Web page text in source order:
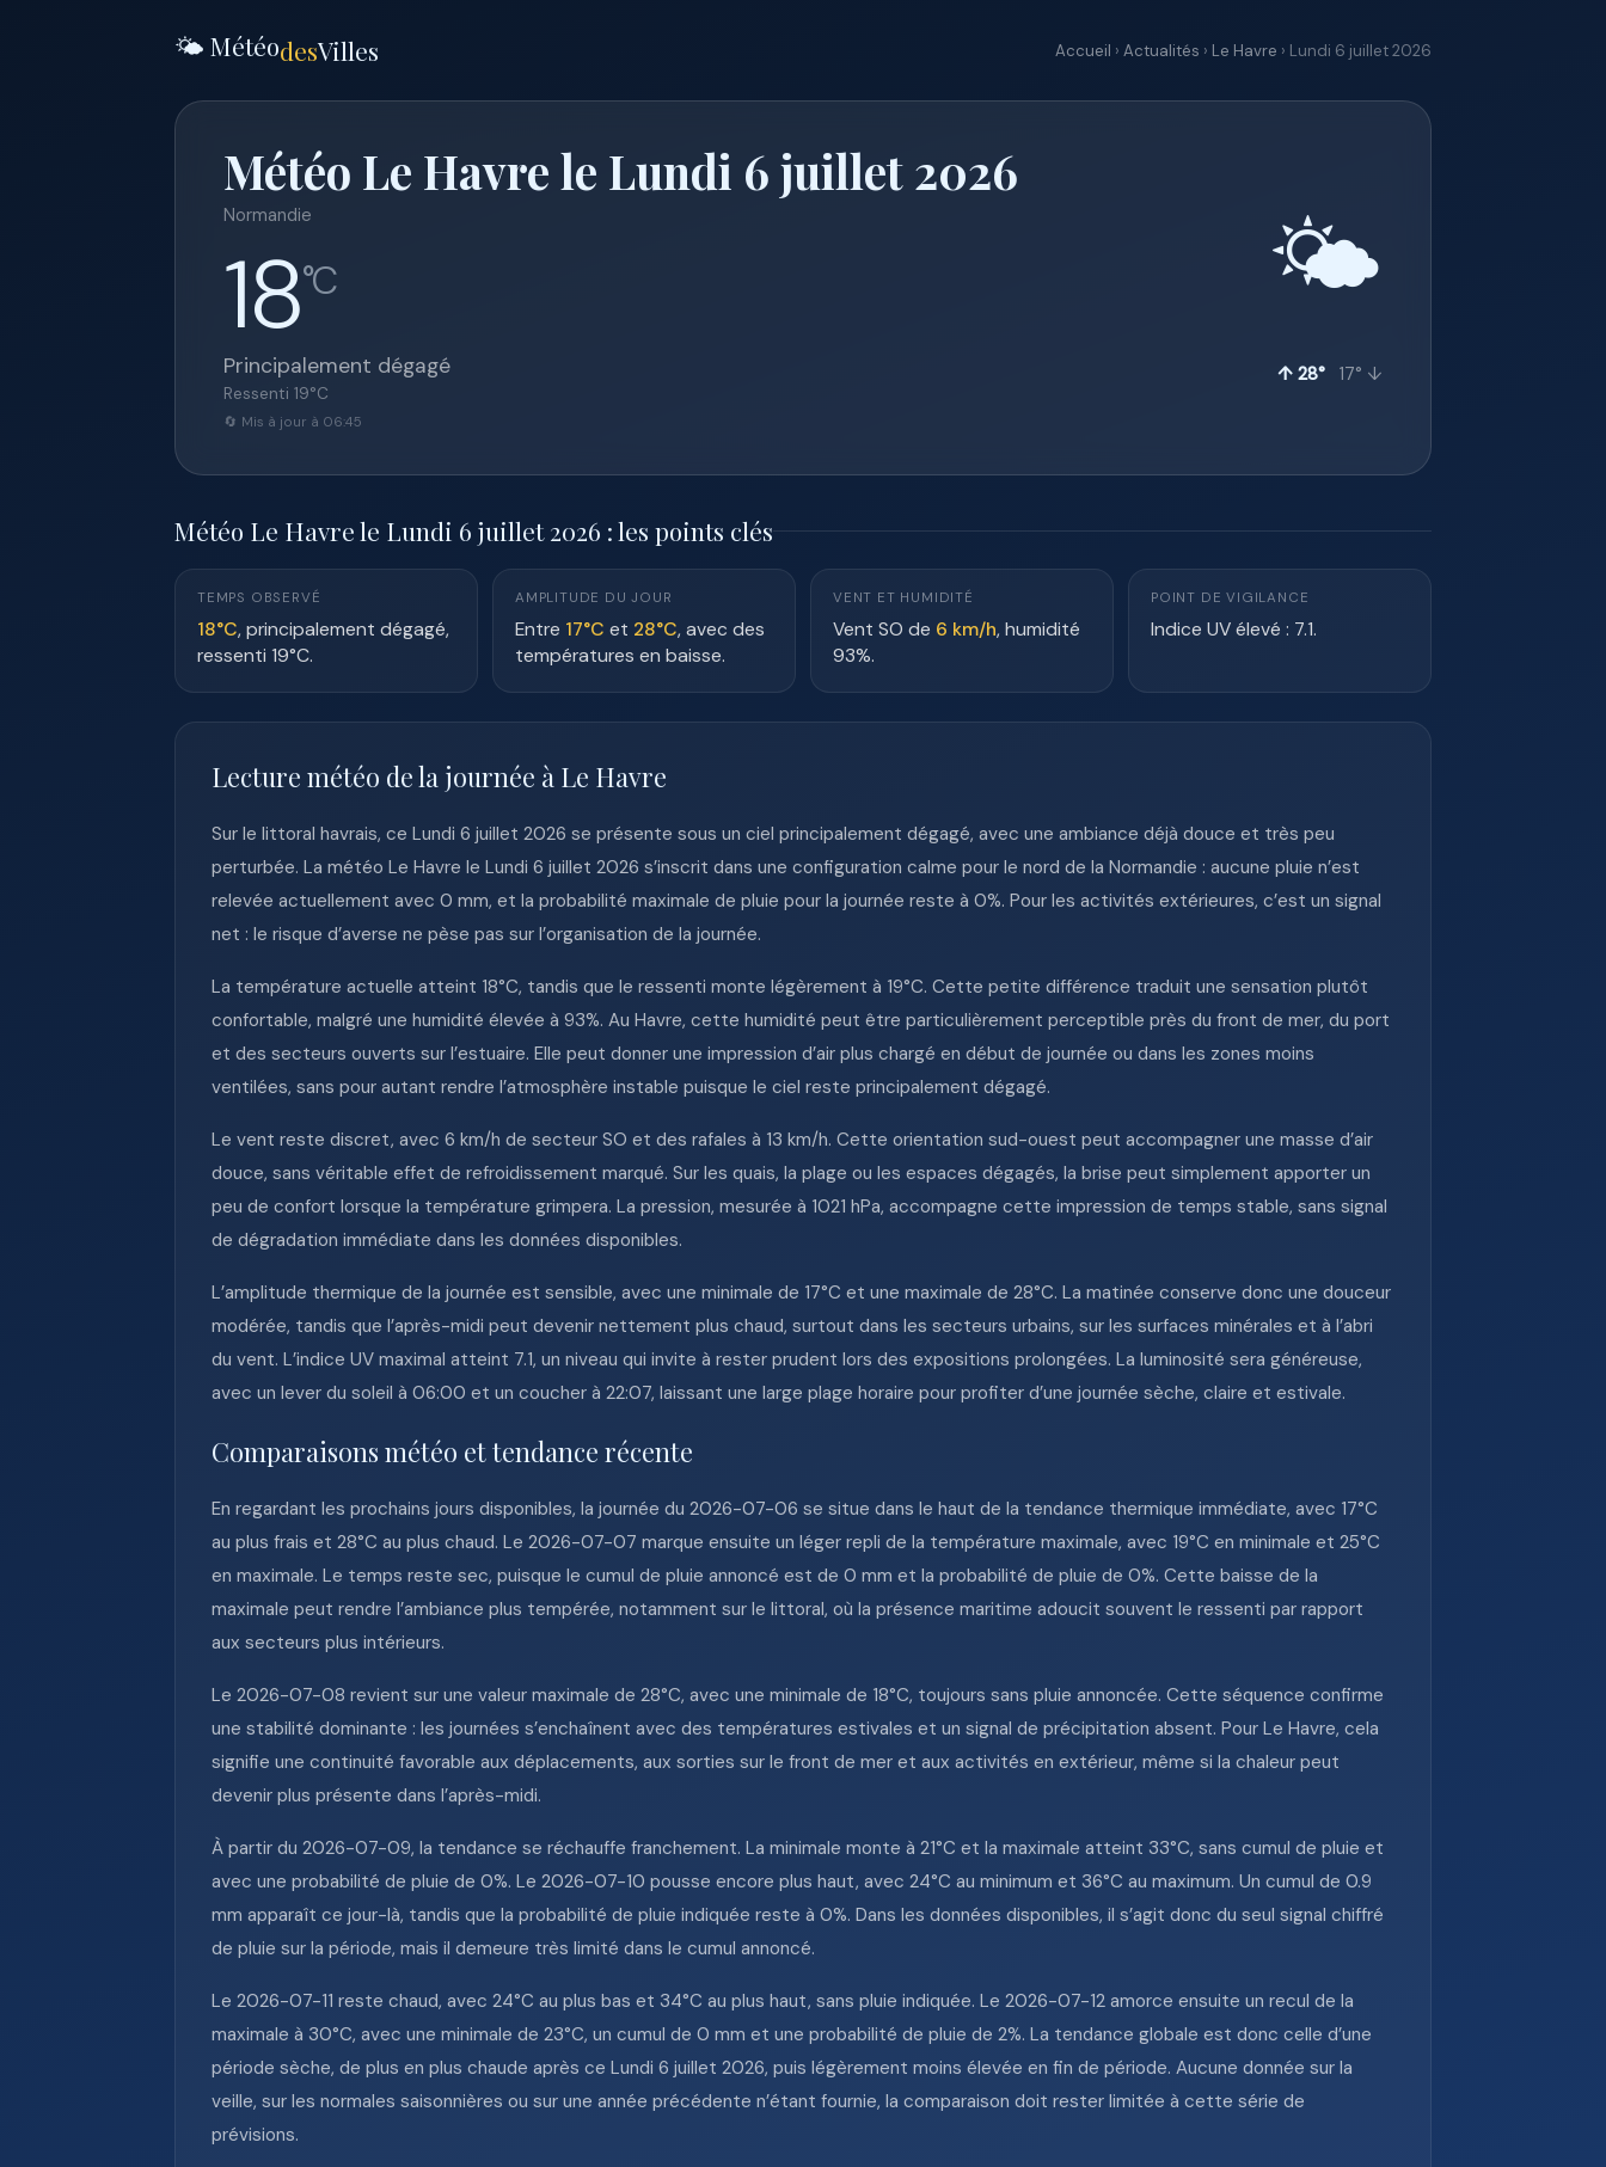
🌤️ MétéodesVilles Accueil › Actualités › Le Havre › Lundi 6 juillet 2026
Météo Le Havre le Lundi 6 juillet 2026
Normandie
18°C
Principalement dégagé
Ressenti 19°C
🔄 Mis à jour à 06:45
🌤️
↑ 28° 17° ↓
Météo Le Havre le Lundi 6 juillet 2026 : les points clés
TEMPS OBSERVÉ
18°C, principalement dégagé,
ressenti 19°C.
AMPLITUDE DU JOUR
Entre 17°C et 28°C, avec des
températures en baisse.
VENT ET HUMIDITÉ
Vent SO de 6 km/h, humidité
93%.
POINT DE VIGILANCE
Indice UV élevé : 7.1.
Lecture météo de la journée à Le Havre
Sur le littoral havrais, ce Lundi 6 juillet 2026 se présente sous un ciel principalement dégagé, avec une ambiance déjà douce et très peu
perturbée. La météo Le Havre le Lundi 6 juillet 2026 s’inscrit dans une configuration calme pour le nord de la Normandie : aucune pluie n’est
relevée actuellement avec 0 mm, et la probabilité maximale de pluie pour la journée reste à 0%. Pour les activités extérieures, c’est un signal
net : le risque d’averse ne pèse pas sur l’organisation de la journée.
La température actuelle atteint 18°C, tandis que le ressenti monte légèrement à 19°C. Cette petite différence traduit une sensation plutôt
confortable, malgré une humidité élevée à 93%. Au Havre, cette humidité peut être particulièrement perceptible près du front de mer, du port
et des secteurs ouverts sur l’estuaire. Elle peut donner une impression d’air plus chargé en début de journée ou dans les zones moins
ventilées, sans pour autant rendre l’atmosphère instable puisque le ciel reste principalement dégagé.
Le vent reste discret, avec 6 km/h de secteur SO et des rafales à 13 km/h. Cette orientation sud-ouest peut accompagner une masse d’air
douce, sans véritable effet de refroidissement marqué. Sur les quais, la plage ou les espaces dégagés, la brise peut simplement apporter un
peu de confort lorsque la température grimpera. La pression, mesurée à 1021 hPa, accompagne cette impression de temps stable, sans signal
de dégradation immédiate dans les données disponibles.
L’amplitude thermique de la journée est sensible, avec une minimale de 17°C et une maximale de 28°C. La matinée conserve donc une douceur
modérée, tandis que l’après-midi peut devenir nettement plus chaud, surtout dans les secteurs urbains, sur les surfaces minérales et à l’abri
du vent. L’indice UV maximal atteint 7.1, un niveau qui invite à rester prudent lors des expositions prolongées. La luminosité sera généreuse,
avec un lever du soleil à 06:00 et un coucher à 22:07, laissant une large plage horaire pour profiter d’une journée sèche, claire et estivale.
Comparaisons météo et tendance récente
En regardant les prochains jours disponibles, la journée du 2026-07-06 se situe dans le haut de la tendance thermique immédiate, avec 17°C
au plus frais et 28°C au plus chaud. Le 2026-07-07 marque ensuite un léger repli de la température maximale, avec 19°C en minimale et 25°C
en maximale. Le temps reste sec, puisque le cumul de pluie annoncé est de 0 mm et la probabilité de pluie de 0%. Cette baisse de la
maximale peut rendre l’ambiance plus tempérée, notamment sur le littoral, où la présence maritime adoucit souvent le ressenti par rapport
aux secteurs plus intérieurs.
Le 2026-07-08 revient sur une valeur maximale de 28°C, avec une minimale de 18°C, toujours sans pluie annoncée. Cette séquence confirme
une stabilité dominante : les journées s’enchaînent avec des températures estivales et un signal de précipitation absent. Pour Le Havre, cela
signifie une continuité favorable aux déplacements, aux sorties sur le front de mer et aux activités en extérieur, même si la chaleur peut
devenir plus présente dans l’après-midi.
À partir du 2026-07-09, la tendance se réchauffe franchement. La minimale monte à 21°C et la maximale atteint 33°C, sans cumul de pluie et
avec une probabilité de pluie de 0%. Le 2026-07-10 pousse encore plus haut, avec 24°C au minimum et 36°C au maximum. Un cumul de 0.9
mm apparaît ce jour-là, tandis que la probabilité de pluie indiquée reste à 0%. Dans les données disponibles, il s’agit donc du seul signal chiffré
de pluie sur la période, mais il demeure très limité dans le cumul annoncé.
Le 2026-07-11 reste chaud, avec 24°C au plus bas et 34°C au plus haut, sans pluie indiquée. Le 2026-07-12 amorce ensuite un recul de la
maximale à 30°C, avec une minimale de 23°C, un cumul de 0 mm et une probabilité de pluie de 2%. La tendance globale est donc celle d’une
période sèche, de plus en plus chaude après ce Lundi 6 juillet 2026, puis légèrement moins élevée en fin de période. Aucune donnée sur la
veille, sur les normales saisonnières ou sur une année précédente n’étant fournie, la comparaison doit rester limitée à cette série de
prévisions.